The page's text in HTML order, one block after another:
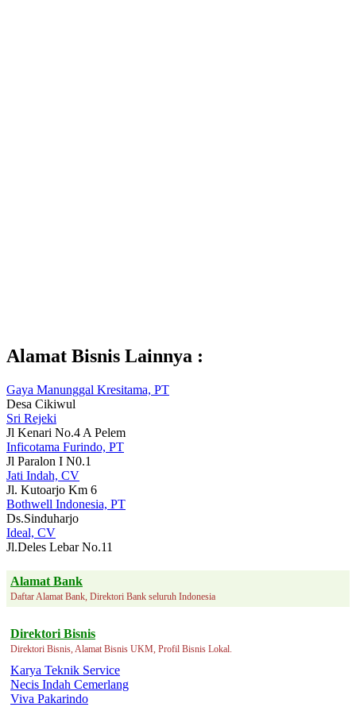
Alamat Bisnis Lainnya :
Gaya Manunggal Kresitama, PT
Desa Cikiwul
Sri Rejeki
Jl Kenari No.4 A Pelem
Inficotama Furindo, PT
Jl Paralon I N0.1
Jati Indah, CV
Jl. Kutoarjo Km 6
Bothwell Indonesia, PT
Ds.Sinduharjo
Ideal, CV
Jl.Deles Lebar No.11
Alamat Bank
Daftar Alamat Bank, Direktori Bank seluruh Indonesia
Direktori Bisnis
Direktori Bisnis, Alamat Bisnis UKM, Profil Bisnis Lokal.
Karya Teknik Service
Necis Indah Cemerlang
Viva Pakarindo